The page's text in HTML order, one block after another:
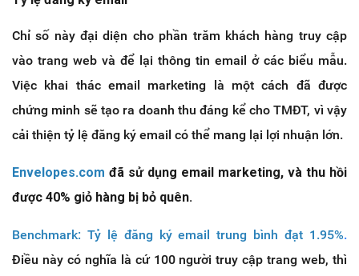
Chỉ số này đại diện cho phần trăm khách hàng truy cập
vào trang web và để lại thông tin email ở các biểu mẫu.
Việc khai thác email marketing là một cách đã được
chứng minh sẽ tạo ra doanh thu đáng kể cho TMĐT, vì vậy
cải thiện tỷ lệ đăng ký email có thể mang lại lợi nhuận lớn.
Envelopes.com đã sử dụng email marketing, và thu hồi
được 40% giỏ hàng bị bỏ quên.
Benchmark: Tỷ lệ đăng ký email trung bình đạt 1.95%.
Điều này có nghĩa là cứ 100 người truy cập trang web, thì